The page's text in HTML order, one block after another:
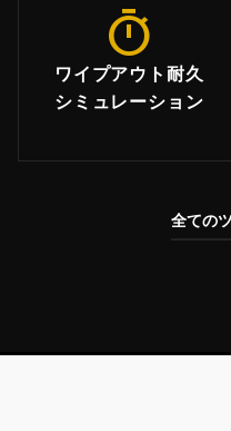
timer
ワイプアウト耐久
シミュレーション
全ての